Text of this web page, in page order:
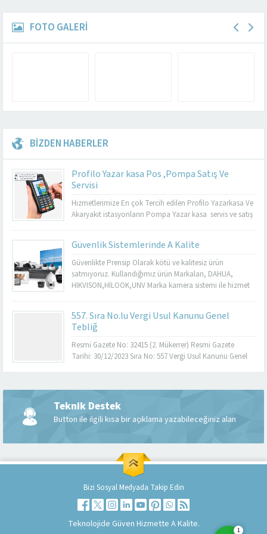
FOTO GALERİ
BİZDEN HABERLER
Profilo Yazar kasa Pos ,Pompa Satış Ve
Servisi
Hizmetlerimize En çok Tercih edilen Profilo Yazarkasa Ve
Akaryakıt istasyonların Pompa Yazar kasa servis ve satış
temassız (NFC) ve karekod (QR) ile ödeme
desteği,masaüstü ve mobil kullanım özellikleri sayesinde
kapıda, masada,tezgahta hızlı ve güvenli ödeme
almanızı...
Güvenlik Sistemlerinde A Kalite
Güvenlikte Prensip Olarak kötü ve kalitesiz ürün
satmıyoruz. Kullandığımız ürün Markaları, DAHUA,
HIKVISON,HİLOOK,UNV Marka kamera sistemi ile hizmet
557. Sıra No.lu Vergi Usul Kanunu Genel
Tebliğ
Resmi Gazete No: 32415 (2. Mükerrer) Resmi Gazete
Tarihi: 30/12/2023 Sıra No: 557 Vergi Usul Kanunu Genel
bakılmaksızın 1/7/2024 tarihine kadar YN ÖKC’ler ile
değiştirilmesi zorunluluğu, YN ÖKC kullanan mükelleflere
1/7/2024 tarihine kadar banka vb. kuruluşlar ile üye iş
yeri...
Teknik Destek
Button ile ilgili kısa bir açıklama yazabileceğiniz alan
Bizi Sosyal Medyada Takip Edin
Teknolojide Güven Hizmette A Kalite.
Müşteri Temsilcisi
Cevap Yaz
1